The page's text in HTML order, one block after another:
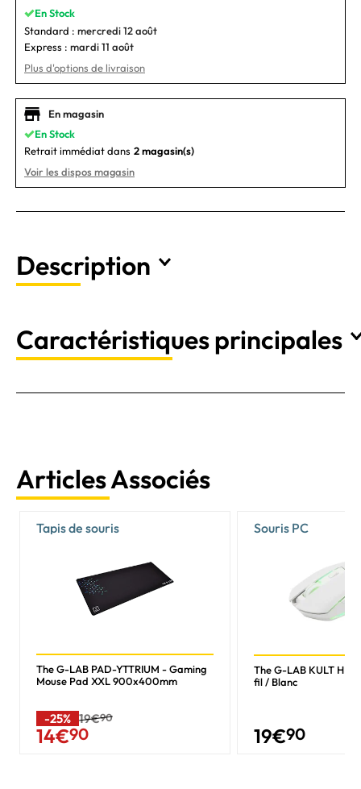
En Stock
Standard : mercredi 12 août
Express : mardi 11 août
Plus d'options de livraison
En magasin
En Stock
Retrait immédiat dans 2 magasin(s)
Voir les dispos magasin
Description
Caractéristiques principales
Articles Associés
Tapis de souris
The G-LAB PAD-YTTRIUM - Gaming
Mouse Pad XXL 900x400mm
-25% 19€90
14€90
Souris PC
The G-LAB KULT
fil / Blanc
19€90